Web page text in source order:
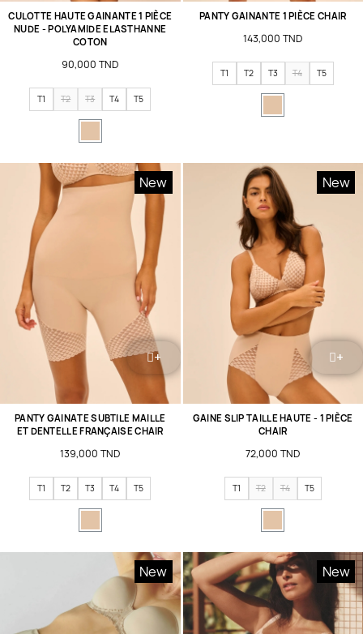
CULOTTE HAUTE GAINANTE 1 PIÈCE
NUDE - POLYAMIDE ELASTHANNE
COTON
90,000 TND
T1 T2 T3 T4 T5
PANTY GAINANTE 1 PIÈCE CHAIR
143,000 TND
T1 T2 T3 T4 T5
New
PANTY GAINATE SUBTILE MAILLE
ET DENTELLE FRANÇAISE CHAIR
139,000 TND
+
T1 T2 T3 T4 T5
New
GAINE SLIP TAILLE HAUTE - 1 PIÈCE
CHAIR
72,000 TND
+
T1 T2 T4 T5
New New